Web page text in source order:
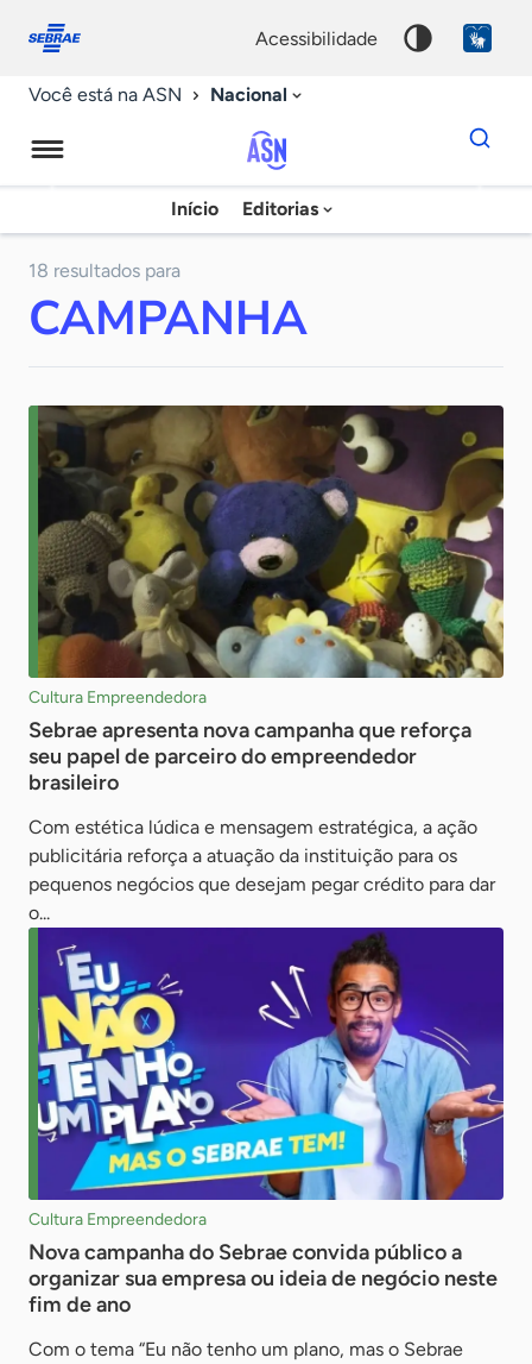
conosco
acessibilidade
Você está na ASN Nacional
Agência
Sebrae
Notícias
Início Editorias
Dados
para
chave
18 resultados para
CAMPANHA
Cultura Empreendedora
Sebrae apresenta nova campanha que reforça
seu papel de parceiro do empreendedor
brasileiro
Com estética lúdica e mensagem estratégica, a ação
publicitária reforça a atuação da instituição para os
pequenos negócios que desejam pegar crédito para dar
o...
Cultura Empreendedora
Nova campanha do Sebrae convida público a
organizar sua empresa ou ideia de negócio neste
fim de ano
Com o tema “Eu não tenho um plano, mas o Sebrae